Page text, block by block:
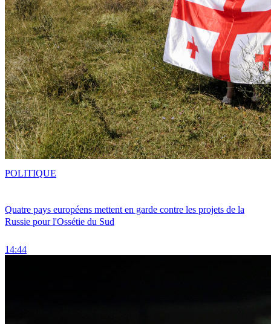
Quatre pays européens mettent en garde contre les projets de la
Russie pour l'Ossétie du Sud
14:44
POLITIQUE